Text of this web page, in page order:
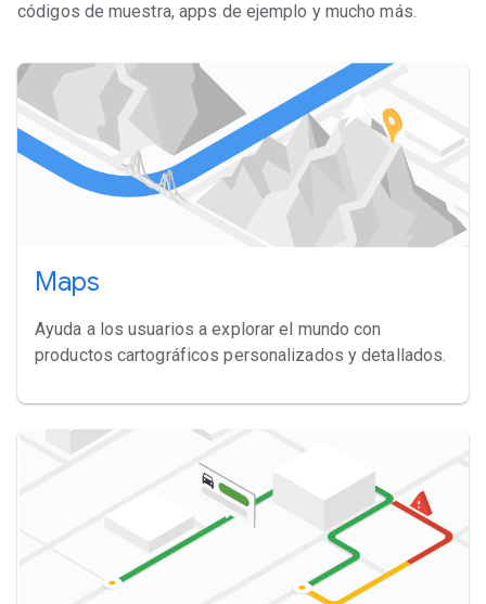
códigos de muestra, apps de ejemplo y mucho más.
Maps
Ayuda a los usuarios a explorar el mundo con
productos cartográficos personalizados y detallados.